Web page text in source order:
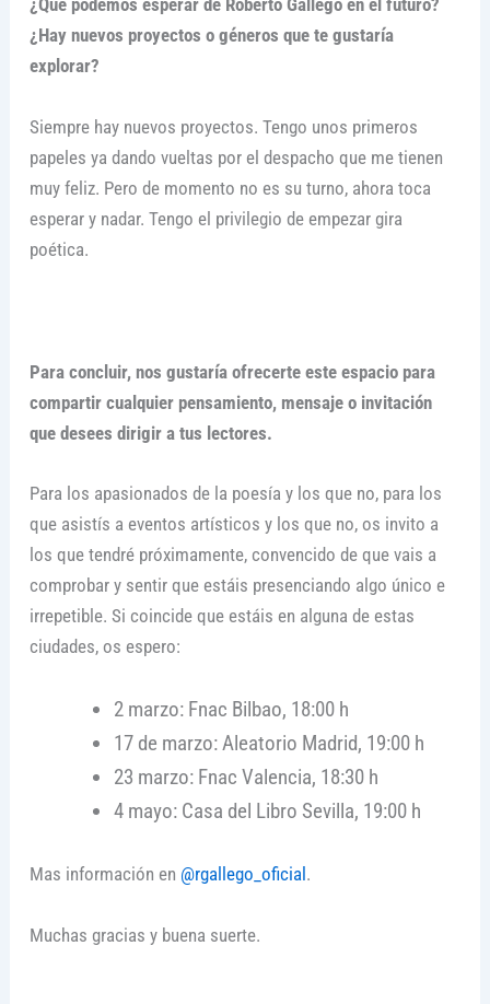
¿Qué podemos esperar de Roberto Gallego en el futuro?
¿Hay nuevos proyectos o géneros que te gustaría
explorar?
Siempre hay nuevos proyectos. Tengo unos primeros
papeles ya dando vueltas por el despacho que me tienen
muy feliz. Pero de momento no es su turno, ahora toca
esperar y nadar. Tengo el privilegio de empezar gira
poética.
Para concluir, nos gustaría ofrecerte este espacio para
compartir cualquier pensamiento, mensaje o invitación
que desees dirigir a tus lectores.
Para los apasionados de la poesía y los que no, para los
que asistís a eventos artísticos y los que no, os invito a
los que tendré próximamente, convencido de que vais a
comprobar y sentir que estáis presenciando algo único e
irrepetible. Si coincide que estáis en alguna de estas
ciudades, os espero:
2 marzo: Fnac Bilbao, 18:00 h
17 de marzo: Aleatorio Madrid, 19:00 h
23 marzo: Fnac Valencia, 18:30 h
4 mayo: Casa del Libro Sevilla, 19:00 h
Mas información en @rgallego_oficial .
Muchas gracias y buena suerte.